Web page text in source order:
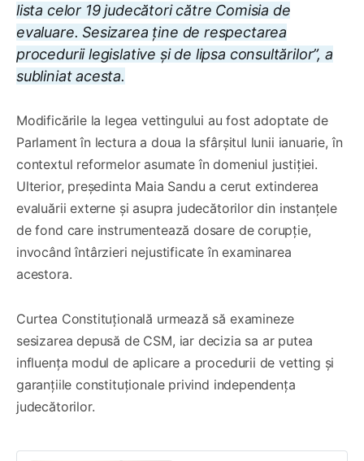
lista celor 19 judecători către Comisia de
evaluare. Sesizarea ține de respectarea
procedurii legislative și de lipsa consultărilor”, a
subliniat acesta.
Modificările la legea vettingului au fost adoptate de
Parlament în lectura a doua la sfârșitul lunii ianuarie, în
contextul reformelor asumate în domeniul justiției.
Ulterior, președinta Maia Sandu a cerut extinderea
evaluării externe și asupra judecătorilor din instanțele
de fond care instrumentează dosare de corupție,
invocând întârzieri nejustificate în examinarea
acestora.
Curtea Constituțională urmează să examineze
sesizarea depusă de CSM, iar decizia sa ar putea
influența modul de aplicare a procedurii de vetting și
garanțiile constituționale privind independența
judecătorilor.